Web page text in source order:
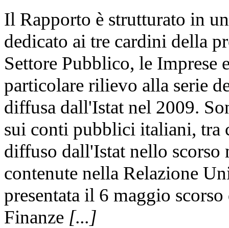
Il Rapporto è strutturato in
dedicato ai tre cardini della
Settore Pubblico, le Imprese
particolare rilievo alla serie
diffusa dall'Istat nel 2009.
sui conti pubblici italiani, tra
diffuso dall'Istat nello scorso
contenute nella Relazione
presentata il 6 maggio
Finanze [...]